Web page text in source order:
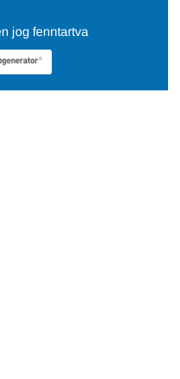
jog fenntartva